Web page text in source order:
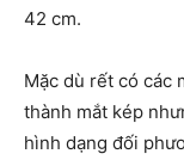
42 cm.
Mặc dù rết có các
thành mắt kép
hình dạng đối